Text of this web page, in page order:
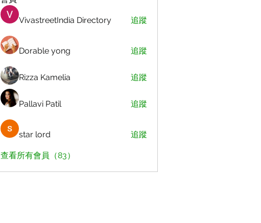
VivastreetIndia Directory 追蹤
Dorable yong 追蹤
Rizza Kamelia 追蹤
Pallavi Patil 追蹤
star lord 追蹤
查看所有會員（83）